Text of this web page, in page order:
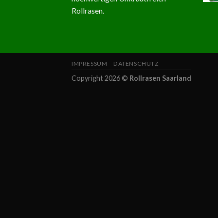
Rollrasen.
IMPRESSUM DATENSCHUTZ
Copyright 2026 © Rollrasen Saarland